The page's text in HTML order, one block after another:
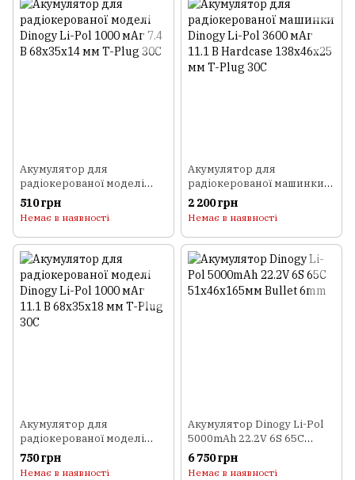
Акумулятор для
радіокерованої моделі
Dinogy Li-Pol 1000 мАг 7.4 В
68x35x14 мм T-Plug 30C
510 грн
Немає в наявності
Акумулятор для
радіокерованої машинки
Dinogy Li-Pol 3600 мАг 11.1
В Hardcase 138x46x25 мм T-
2 200 грн
Немає в наявності
Акумулятор для
радіокерованої моделі
Dinogy Li-Pol 1000 мАг 11.1
В 68x35x18 мм T-Plug 30C
750 грн
Немає в наявності
Акумулятор Dinogy Li-Pol
5000mAh 22.2V 6S 65C
51x46x165мм Bullet 6mm
6 750 грн
Немає в наявності